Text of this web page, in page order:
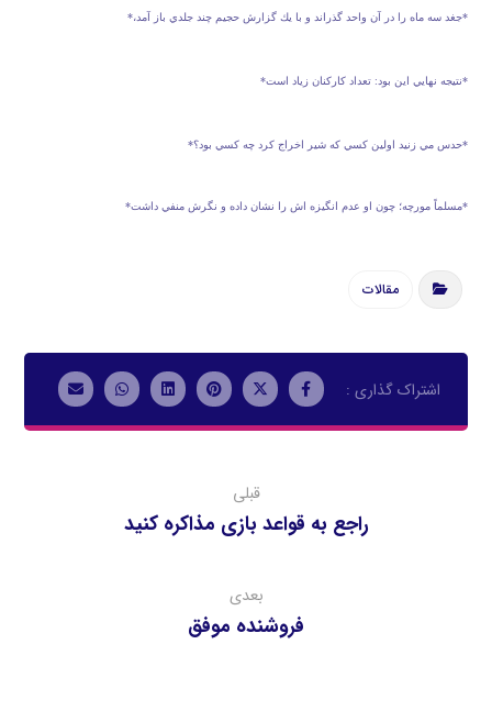
*جغد سه ماه را در آن واحد گذراند و با يك گزارش حجيم چند جلدي باز آمد،*
*نتيجه نهايي اين بود: تعداد كاركنان زياد است*
*حدس مي زنيد اولين كسي كه شير اخراج كرد چه كسي بود؟*
*مسلماً مورچه؛ چون او عدم انگيزه اش را نشان داده و نگرش منفي داشت*
مقالات
قبلی
راجع به قواعد بازي مذاكره كنيد
بعدی
فروشنده موفق